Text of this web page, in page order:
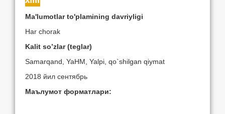
Ma'lumotlar to'plamining davriyligi
Har chorak
Kalit so’zlar (teglar)
Samarqand, YaHM, Yalpi, qo`shilgan qiymat
2018 йил сентябрь
Маълумот форматлари: